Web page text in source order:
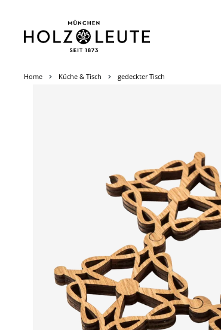
Home Küche & Tisch gedeckter Tisch